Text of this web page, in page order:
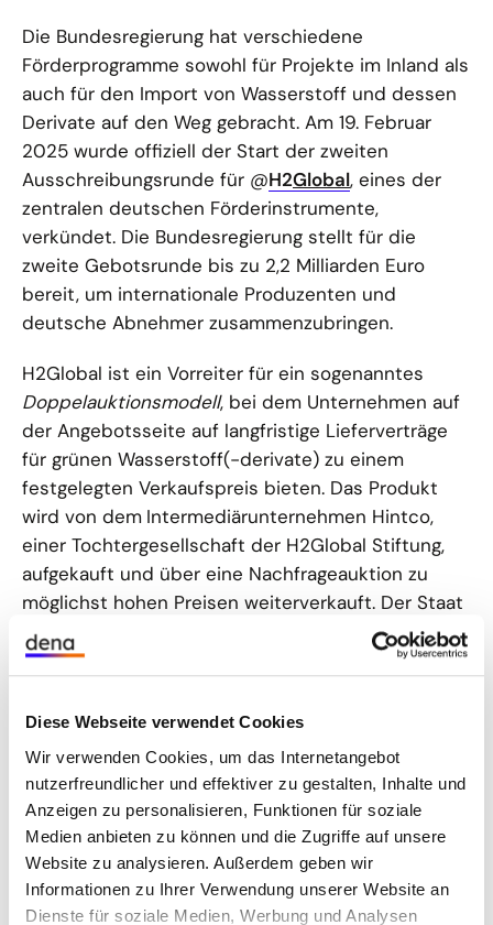
Diese Webseite verwendet Cookies
Wir verwenden Cookies, um das Internetangebot
nutzerfreundlicher und effektiver zu gestalten, Inhalte und
Anzeigen zu personalisieren, Funktionen für soziale
Medien anbieten zu können und die Zugriffe auf unsere
Website zu analysieren. Außerdem geben wir
Informationen zu Ihrer Verwendung unserer Website an
Dienste für soziale Medien, Werbung und Analysen
Die Bundesregierung hat verschiedene
Förderprogramme sowohl für Projekte im Inland als
auch für den Import von Wasserstoff und dessen
Derivate auf den Weg gebracht. Am 19. Februar
2025 wurde offiziell der Start der zweiten
Ausschreibungsrunde für @H2Global, eines der
zentralen deutschen Förderinstrumente,
verkündet. Die Bundesregierung stellt für die
zweite Gebotsrunde bis zu 2,2 Milliarden Euro
bereit, um internationale Produzenten und
deutsche Abnehmer zusammenzubringen.
H2Global ist ein Vorreiter für ein sogenanntes
Doppelauktionsmodell, bei dem Unternehmen auf
der Angebotsseite auf langfristige Lieferverträge
für grünen Wasserstoff(-derivate) zu einem
festgelegten Verkaufspreis bieten. Das Produkt
wird von dem Intermediärunternehmen Hintco,
einer Tochtergesellschaft der H2Global Stiftung,
aufgekauft und über eine Nachfrageauktion zu
möglichst hohen Preisen weiterverkauft. Der Staat
übernimmt die Differenz zwischen Einkaufs- und
Verkaufspreis, um die Wirtschaftlichkeit zu
hatte ein Fördervolumen von 900 Millionen Euro
bei drei Losen für Wasserstoffderivate.